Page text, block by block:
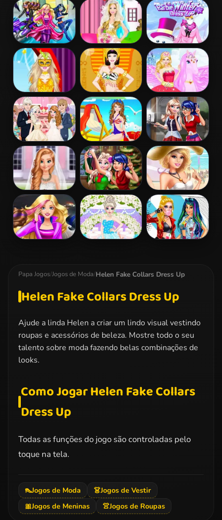
Draculaura
Princess Dress
Up
Princess Vs
Monster
Supermodel
Battle
Disney Princess
Design
Barbara Spy
Squad Dress up
Barbie Bride
Dress Up
Barbie Winter
Dress Up
Barbie
Masquerade
Dress Up
Barbie
Egyptian
Princess Dress
Up
Barbie And The
Pegasus
Elsa And Anna
Wedding Party
Barbie Colorful
Swimsuits
Dress Up
Ladybug Elsa
College Fashion
Frozen And
Ariel Wedding
Ladybug And
Elsa Xmas
Selfie
Barbies Sexy
Bikini Beach
Papa Jogos/Jogos de Moda/Helen Fake Collars Dress Up
Helen Fake Collars Dress Up
Ajude a linda Helen a criar um lindo visual vestindo
roupas e acessórios de beleza. Mostre todo o seu
talento sobre moda fazendo belas combinações de
looks.
Como Jogar Helen Fake Collars
Dress Up
Todas as funções do jogo são controladas pelo
toque na tela.
👠Jogos de Moda 👗Jogos de Vestir
🎀Jogos de Meninas 👚Jogos de Roupas